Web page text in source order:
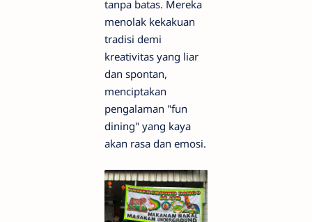
tanpa batas. Mereka
menolak kekakuan
tradisi demi
kreativitas yang liar
dan spontan,
menciptakan
pengalaman "fun
dining" yang kaya
akan rasa dan emosi.